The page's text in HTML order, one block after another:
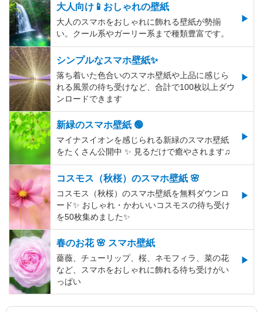
大人向け📱おしゃれの壁紙
大人のスマホをおしゃれに飾れる壁紙が勢揃
い。クール系やガーリー系まで種類豊富です。
シンプルなスマホ壁紙✨
落ち着いた色合いのスマホ壁紙や上品に感じら
れる風景の待ち受けなど、合計で100枚以上ダウ
ンロードできます
新緑のスマホ壁紙 🟢
マイナスイオンを感じられる新緑のスマホ壁紙
をたくさん公開中 ✨ 見るだけで癒やされます♫
コスモス（秋桜）のスマホ壁紙 🌸
コスモス（秋桜）のスマホ壁紙を無料ダウンロ
ード✨️ おしゃれ・かわいいコスモスの待ち受け
を50枚集めました✨️
春のお花 🌸 スマホ壁紙
薔薇、チューリップ、桜、ネモフィラ、菜の花
など、スマホをおしゃれに飾れる待ち受けがい
っぱい